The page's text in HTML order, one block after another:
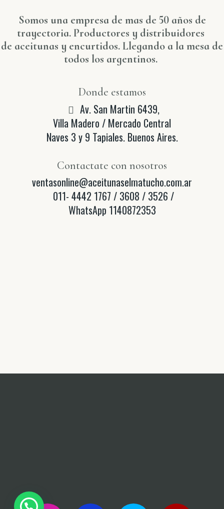
Somos una empresa de mas de 50 años de
trayectoria. Productores y distribuidores
de aceitunas y encurtidos. Llegando a la mesa de
todos los argentinos.
Donde estamos
Av. San Martin 6439,
Villa Madero / Mercado Central
Naves 3 y 9 Tapiales. Buenos Aires.
Contactate con nosotros
ventasonline@aceitunaselmatucho.com.ar
011- 4442 1767 / 3608 / 3526 /
WhatsApp 1140872353